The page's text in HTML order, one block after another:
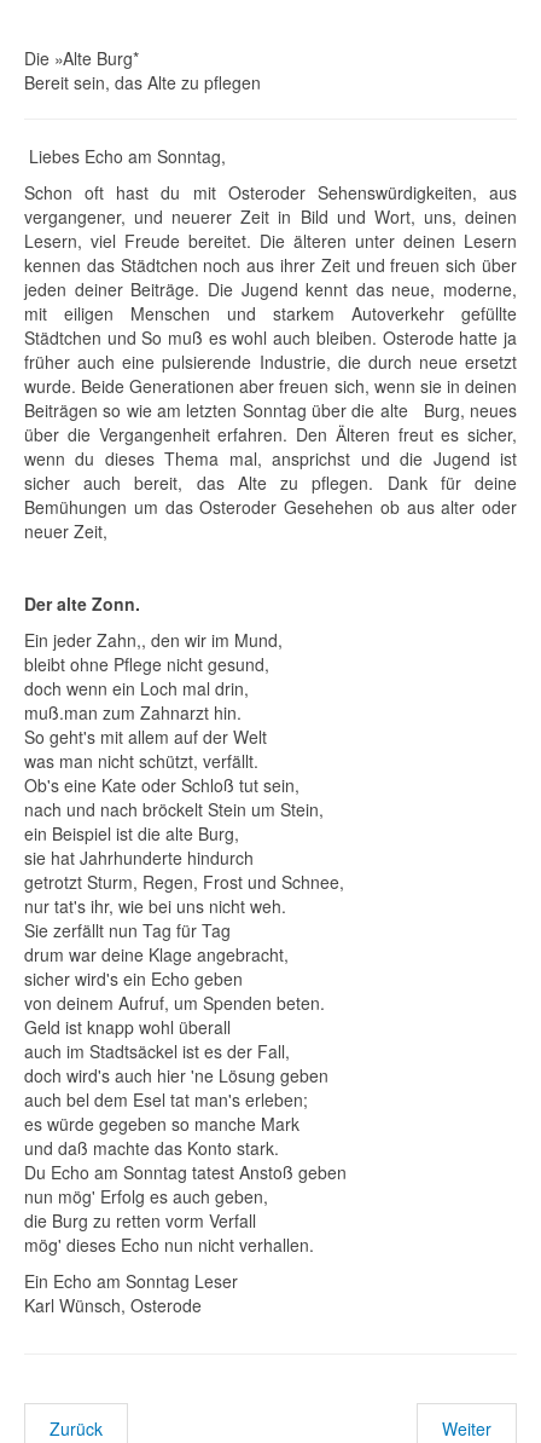
Die »Alte Burg*
Bereit sein, das Alte zu pflegen
Liebes Echo am Sonntag,
Schon oft hast du mit Osteroder Sehenswürdigkeiten, aus
vergangener, und neuerer Zeit in Bild und Wort, uns, deinen
Lesern, viel Freude bereitet. Die älteren unter deinen Lesern
kennen das Städtchen noch aus ihrer Zeit und freuen sich über
jeden deiner Beiträge. Die Jugend kennt das neue, moderne,
mit eiligen Menschen und starkem Autoverkehr gefüllte
Städtchen und So muß es wohl auch bleiben. Osterode hatte ja
früher auch eine pulsierende Industrie, die durch neue ersetzt
wurde. Beide Generationen aber freuen sich, wenn sie in deinen
Beiträgen so wie am letzten Sonntag über die alte Burg, neues
über die Vergangenheit erfahren. Den Älteren freut es sicher,
wenn du dieses Thema mal, ansprichst und die Jugend ist
sicher auch bereit, das Alte zu pflegen. Dank für deine
Bemühungen um das Osteroder Gesehehen ob aus alter oder
neuer Zeit,
Der alte Zonn.
Ein jeder Zahn,, den wir im Mund,
bleibt ohne Pflege nicht gesund,
doch wenn ein Loch mal drin,
muß.man zum Zahnarzt hin.
So geht's mit allem auf der Welt
was man nicht schützt, verfällt.
Ob's eine Kate oder Schloß tut sein,
nach und nach bröckelt Stein um Stein,
ein Beispiel ist die alte Burg,
sie hat Jahrhunderte hindurch
getrotzt Sturm, Regen, Frost und Schnee,
nur tat's ihr, wie bei uns nicht weh.
Sie zerfällt nun Tag für Tag
drum war deine Klage angebracht,
sicher wird's ein Echo geben
von deinem Aufruf, um Spenden beten.
Geld ist knapp wohl überall
auch im Stadtsäckel ist es der Fall,
doch wird's auch hier 'ne Lösung geben
auch bel dem Esel tat man's erleben;
es würde gegeben so manche Mark
und daß machte das Konto stark.
Du Echo am Sonntag tatest Anstoß geben
nun mög' Erfolg es auch geben,
die Burg zu retten vorm Verfall
mög' dieses Echo nun nicht verhallen.
Ein Echo am Sonntag Leser
Karl Wünsch, Osterode
Zurück Weiter